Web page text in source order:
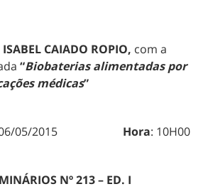
CAIADO ROPIO, com a
“Biobaterias alimentadas por
médicas”
06/05/2015 Hora: 10H00
Nº 213 – ED. I